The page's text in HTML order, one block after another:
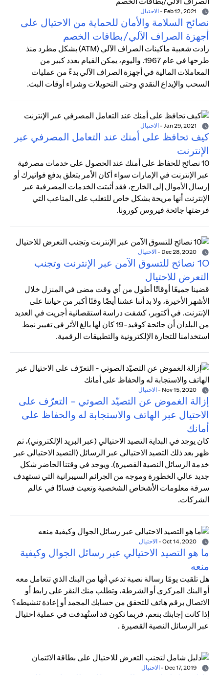
- الاحتيال
نصائح السلامة والأمان للحماية من الاحتيال على
أجهزة الصراف الآلي/بطاقات الخصم
زادت شعبية ماكينات الصراف الآلي (ATM) بشكل مطرد منذ
طرحها في عام 1967. واليوم، يمكن القيام بعدد كبير من
المعاملات المالية في أجهزة الصراف الآلي بدءً من عمليات
السحب والإيداع النقدي وحتى التحويلات وشراء أوقات البث.
- الاحتيال
كيف تحافظ على أمنك عند التعامل المصرفي عبر
الإنترنت
10 نصائح للحفاظ على أمنك عند الحصول على خدمات مصرفية
عبر الإنترنت في الإمارات سواء أكان الأمر يتعلق بدفع فواتيرك أو
إرسال الأموال إلى الخارج، فقد أثبتت الخدمات المصرفية عبر
الإنترنت أنها مريحة بشكل خاص للتغلب على المتاعب التي
فرضتها جائحة فيروس كورونا.
- الاحتيال
10 نصائح للتسوق الآمن عبر الإنترنت وتجنب
التعرض للاحتيال
قضينا جميعًا أوقاتًا أطول من أي وقت مضى في المنزل خلال
الأشهر الأخيرة، ولا بد أننا عشنا أيضًا وقتًا أكبر من حياتنا على
الإنترنت. في أكتوبر، كشفت دراسة استقصائية أجريت في العديد
من البلدان أن جائحة كوفيد-19 كان لها بالغ الأثر في تغيير نمط
استخدامنا للتجارة الإلكترونية والتطبيقات الرقمية.
- الاحتيال
إزالة الغموض عن التصيّد الصوتي - التعرّف على
الاحتيال عبر الهاتف والاستجابة له والحفاظ على
أمانك
كان يوجد في البداية التصيد الاحتيالي (عبر البريد الإلكتروني)، ثم
ظهر بعد ذلك التصيد الاحتيالي عبر الرسائل (التصيد الاحتيالي عبر
خدمة الرسائل النصية القصيرة). ويوجد في وقتنا الحاضر شكل
جديد عالي الخطورة وموجه من الجرائم السيبرانية التي تستهدف
سرقة معلومات الأشخاص الشخصية وتعيث فسادًا في عالم
الشركات.
- الاحتيال
ما هو التصيد الاحتيالي عبر رسائل الجوال وكيفية
منعه
هل تلقيت يومًا رسالة نصية تدعي أنها من البنك الذي تتعامل معه
أو البنك المركزي أو الشرطة، وتطلب منك النقر على رابط أو
الاتصال برقم هاتف للتحقق من حسابك المجمد أو إعادة تنشيطه؟
إذا كانت إجابتك بنعم، فربما تكون قد استُهدفت في عملية احتيال
عبر الرسائل النصية القصيرة .
- الاحتيال